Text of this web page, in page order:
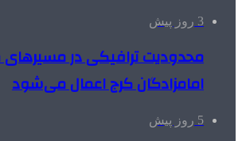
3 روز پیش
محدودیت ترافیکی در
امامزادگان کرج اعمال می‌شود
5 روز پیش